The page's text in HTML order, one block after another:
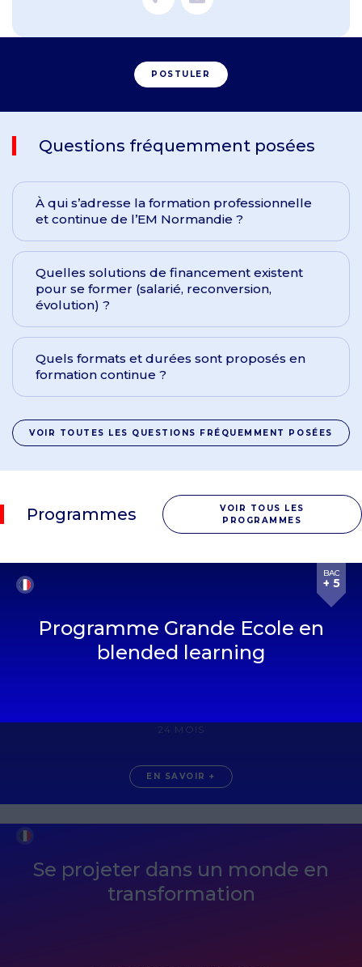
POSTULER
Questions fréquemment posées
À qui s’adresse la formation professionnelle
et continue de l’EM Normandie ?
Quelles solutions de financement existent
pour se former (salarié, reconversion,
évolution) ?
Quels formats et durées sont proposés en
formation continue ?
VOIR TOUTES LES QUESTIONS FRÉQUEMMENT POSÉES
Programmes
VOIR TOUS LES
PROGRAMMES
BAC
+ 5
Programme Grande Ecole en
blended learning
24 MOIS
EN SAVOIR +
Se projeter dans un monde en
transformation